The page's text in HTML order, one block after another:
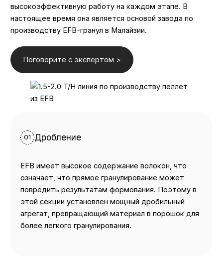
высокоэффективную работу на каждом этапе. В
настоящее время она является основой завода по
производству EFB-гранул в Малайзии.
Поговорите с экспертом >
01 Дробление
EFB имеет высокое содержание волокон, что
означает, что прямое гранулирование может
повредить результатам формования. Поэтому в
этой секции установлен мощный дробильный
агрегат, превращающий материал в порошок для
более легкого гранулирования.